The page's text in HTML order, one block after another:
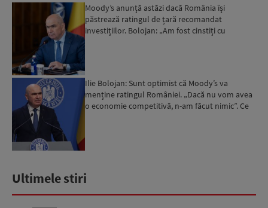
Moody’s anunță astăzi dacă România își
păstrează ratingul de țară recomandat
investițiilor. Bolojan: „Am fost cinstiți cu
Ilie Bolojan: Sunt optimist că Moody’s va
menține ratingul României. „Dacă nu vom avea
o economie competitivă, n-am făcut nimic”. Ce
Ultimele stiri